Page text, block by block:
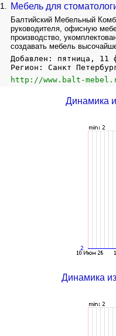
1. Мебель для
Балтийский Мебельный
руководителя, офисную
производство,
создавать мебель
Добавлен: пятница, 11
Регион: Санкт
http://www.balt-
Динамика
Динамика